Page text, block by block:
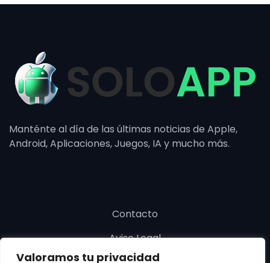
Valoramos tu privacidad
Manténte al día de las últimas noticias de Apple,
Android, Aplicaciones, Juegos, IA y mucho más.
Contacto
Aviso Legal